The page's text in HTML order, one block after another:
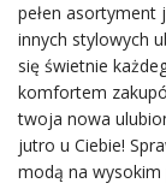
pełen asortyment
innych stylowych
się świetnie
komfortem
twoja nowa
jutro u Ciebie!
modą na